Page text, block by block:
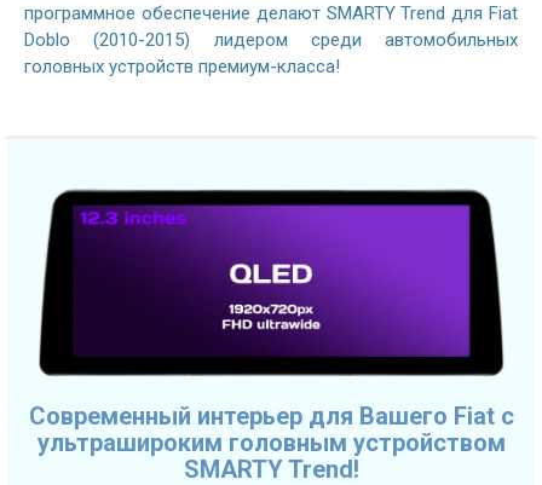
программное обеспечение делают SMARTY Trend для Fiat
Doblo (2010-2015) лидером среди автомобильных
головных устройств премиум-класса!
Современный интерьер для Вашего Fiat с
ультрашироким головным устройством
SMARTY Trend!